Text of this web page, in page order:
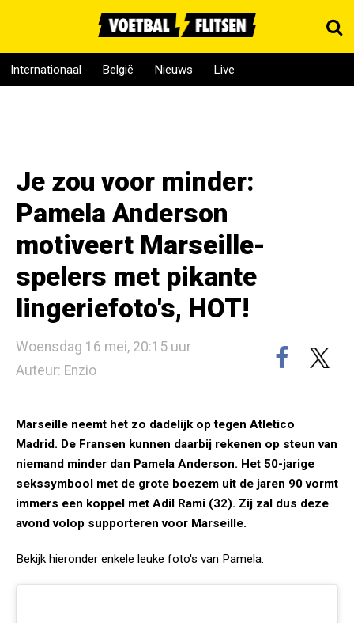
Internationaal België Nieuws Live
Je zou voor minder:
Pamela Anderson
motiveert Marseille-
spelers met pikante
lingeriefoto's, HOT!
Woensdag 16 mei, 20:15 uur
Auteur: Enzio
Marseille neemt het zo dadelijk op tegen Atletico
Madrid. De Fransen kunnen daarbij rekenen op steun van
niemand minder dan Pamela Anderson. Het 50-jarige
sekssymbool met de grote boezem uit de jaren 90 vormt
immers een koppel met Adil Rami (32). Zij zal dus deze
avond volop supporteren voor Marseille.
Bekijk hieronder enkele leuke foto's van Pamela: